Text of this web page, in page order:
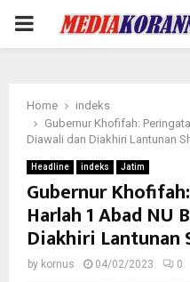
PRIMARY
Home
indeks
Gubernur Khofifah:
Diawali dan Diakhiri Lantunan
Headline indeks Jatim
Gubernur
Harlah 1 Abad NU
Diakhiri Lantunan
by kornus 04/02/2023 0